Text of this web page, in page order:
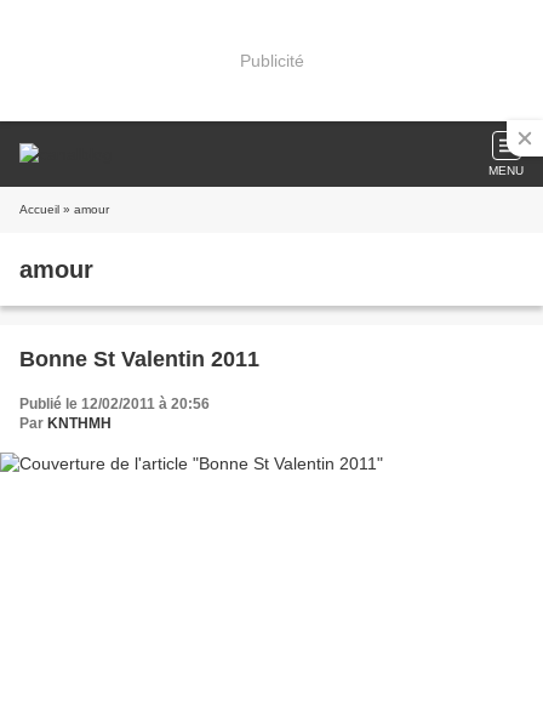
Publicité
MENU
Accueil » amour
amour
Bonne St Valentin 2011
Publié le 12/02/2011 à 20:56
Par KNTHMH